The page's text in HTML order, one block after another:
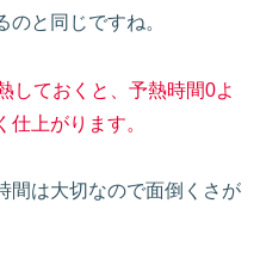
のと同じですね。
しておくと、予熱時間0よ
仕上がります。
間は大切なので面倒くさが